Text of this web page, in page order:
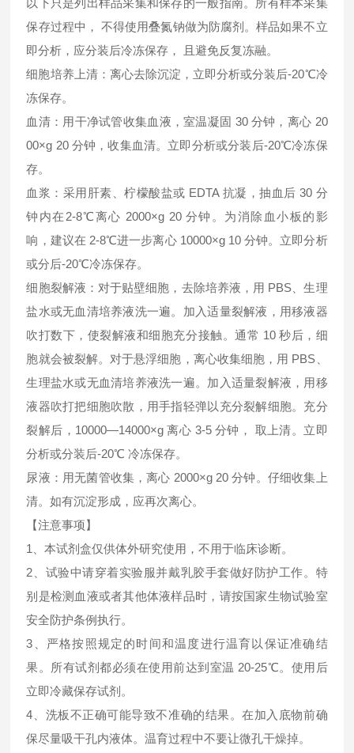
以下只是列出样品采集和保存的一般指南。所有样本采集
保存过程中， 不得使用叠氮钠做为防腐剂。样品如果不立
即分析，应分装后冷冻保存， 且避免反复冻融。
细胞培养上清：离心去除沉淀，立即分析或分装后-20℃冷
冻保存。
血清：用干净试管收集血液，室温凝固 30 分钟，离心 20
00×g 20 分钟，收集血清。立即分析或分装后-20℃冷冻保
存。
血浆：采用肝素、柠檬酸盐或 EDTA 抗凝，抽血后 30 分
钟内在2-8℃离心 2000×g 20 分钟。为消除血小板的影
响，建议在 2-8℃进一步离心 10000×g 10 分钟。立即分析
或分后-20℃冷冻保存。
细胞裂解液：对于贴壁细胞，去除培养液，用 PBS、生理
盐水或无血清培养液洗一遍。加入适量裂解液，用移液器
吹打数下，使裂解液和细胞充分接触。通常 10 秒后，细
胞就会被裂解。对于悬浮细胞，离心收集细胞，用 PBS、
生理盐水或无血清培养液洗一遍。加入适量裂解液，用移
液器吹打把细胞吹散，用手指轻弹以充分裂解细胞。充分
裂解后，10000—14000×g 离心 3-5 分钟， 取上清。立即
分析或分装后-20℃ 冷冻保存。
尿液：用无菌管收集，离心 2000×g 20 分钟。仔细收集上
清。如有沉淀形成，应再次离心。
【注意事项】
1、本试剂盒仅供体外研究使用，不用于临床诊断。
2、试验中请穿着实验服并戴乳胶手套做好防护工作。特
别是检测血液或者其他体液样品时，请按国家生物试验室
安全防护条例执行。
3、严格按照规定的时间和温度进行温育以保证准确结
果。所有试剂都必须在使用前达到室温 20-25℃。使用后
立即冷藏保存试剂。
4、洗板不正确可能导致不准确的结果。在加入底物前确
保尽量吸干孔内液体。温育过程中不要让微孔干燥掉。